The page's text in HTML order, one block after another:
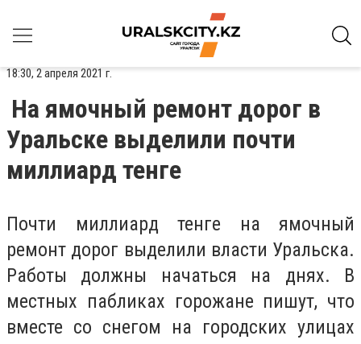
18:30, 2 апреля 2021 г.
На ямочный ремонт дорог в
Уральске выделили почти
миллиард тенге
Почти миллиард тенге на ямочный
ремонт дорог выделили власти Уральска.
Работы должны начаться на днях. В
местных пабликах горожане пишут, что
вместе со снегом на городских улицах